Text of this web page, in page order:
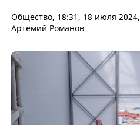
Общество, 18:31, 18 июля 2024,
Артемий Романов